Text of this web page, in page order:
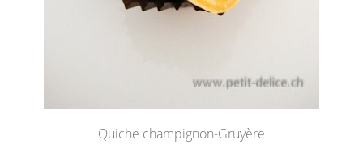
Quiche champignon-Gruyère